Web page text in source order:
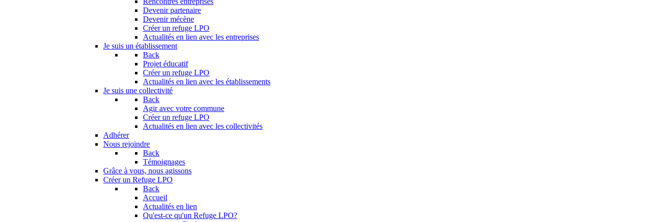
Devenir partenaire
Devenir mécène
Créer un refuge LPO
Actualités en lien avec les entreprises
Je suis un établissement
Back
Projet éducatif
Créer un refuge LPO
Actualités en lien avec les établissements
Je suis une collectivité
Back
Agir avec votre commune
Créer un refuge LPO
Actualités en lien avec les collectivités
Adhérer
Nous rejoindre
Back
Témoignages
Grâce à vous, nous agissons
Créer un Refuge LPO
Back
Accueil
Actualités en lien
Qu'est-ce qu'un Refuge LPO?